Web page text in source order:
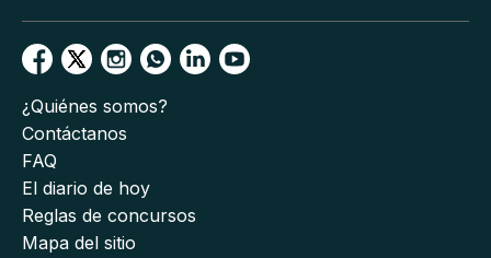
¿Quiénes somos?
Contáctanos
FAQ
El diario de hoy
Reglas de concursos
Mapa del sitio